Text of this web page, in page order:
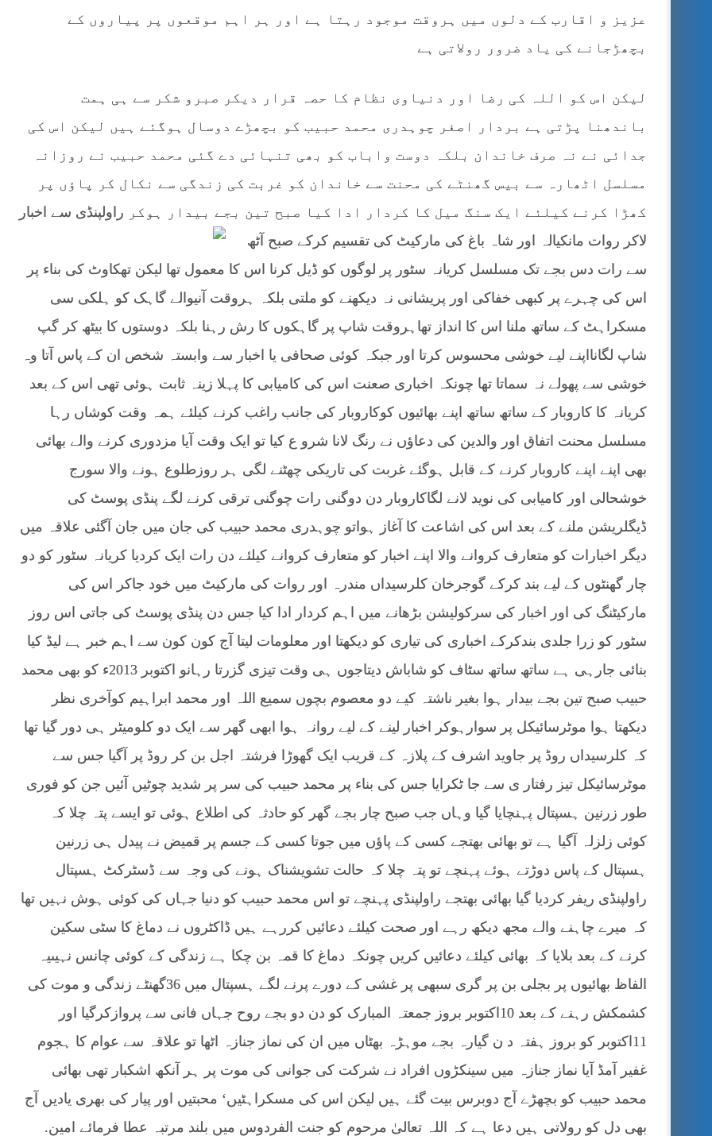
عزیز و اقارب کے دلوں میں ہروقت موجود رہتا ہے اور ہر اہم موقعوں پر پیاروں کے
بچھڑجانے کی یاد ضرور رولاتی ہے
لیکن اس کو اللہ کی رضا اور دنیاوی نظام کا حصہ قرار دیکر صبرو شکر سے ہی ہمت
باندھنا پڑتی ہے بردار اصغر چوہدری محمد حبیب کو بچھڑے دوسال ہوگئے ہیں لیکن اس کی
جدائی نے نہ صرف خاندان بلکہ دوست واباب کو بھی تنہائی دے گئی محمد حبیب نے روزانہ
مسلسل اٹھارہ سے بیس گھنٹے کی محنت سے خاندان کو غربت کی زندگی سے نکال کر پاؤں پر
کھڑا کرنے کیلئے ایک سنگ میل کا کردار ادا کیا صبح تین بجے بیدار ہوکر راولپنڈی سے اخبار
لاکر روات مانکیالہ اور شاہ باغ کی مارکیٹ کی تقسیم کرکے صبح آٹھ
سے رات دس بجے تک مسلسل کریانہ سٹور پر لوگوں کو ڈیل کرنا اس کا معمول تھا لیکن تھکاوٹ کی بناء پر
اس کی چہرے پر کبھی خفاکی اور پریشانی نہ دیکھنے کو ملتی بلکہ ہروقت آنیوالے گاہک کو ہلکی سی
مسکراہٹ کے ساتھ ملنا اس کا انداز تھاہروقت شاپ پر گاہکوں کا رش رہنا بلکہ دوستوں کا بیٹھ کر گپ
شاپ لگانااپنے لیے خوشی محسوس کرتا اور جبکہ کوئی صحافی یا اخبار سے وابستہ شخص ان کے پاس آتا وہ
خوشی سے پھولے نہ سماتا تھا چونکہ اخباری صعنت اس کی کامیابی کا پہلا زینہ ثابت ہوئی تھی اس کے بعد
کریانہ کا کاروبار کے ساتھ ساتھ اپنے بھائیوں کوکاروبار کی جانب راغب کرنے کیلئے ہمہ وقت کوشاں رہا
مسلسل محنت اتفاق اور والدین کی دعاؤں نے رنگ لانا شرو ع کیا تو ایک وقت آیا مزدوری کرنے والے بھائی
بھی اپنے اپنے کاروبار کرنے کے قابل ہوگئے غربت کی تاریکی چھٹنے لگی ہر روزطلوع ہونے والا سورج
خوشحالی اور کامیابی کی نوید لانے لگاکاروبار دن دوگنی رات چوگنی ترقی کرنے لگے پنڈی پوسٹ کی
ڈیگلریشن ملنے کے بعد اس کی اشاعت کا آغاز ہواتو چوہدری محمد حبیب کی جان میں جان آگئی علاقہ میں
دیگر اخبارات کو متعارف کروانے والا اپنے اخبار کو متعارف کروانے کیلئے دن رات ایک کردیا کریانہ سٹور کو دو
چار گھنٹوں کے لیے بند کرکے گوجرخان کلرسیداں مندرہ اور روات کی مارکیٹ میں خود جاکر اس کی
مارکیٹنگ کی اور اخبار کی سرکولیشن بڑھانے میں اہم کردار ادا کیا جس دن پنڈی پوسٹ کی جاتی اس روز
سٹور کو زرا جلدی بندکرکے اخباری کی تیاری کو دیکھتا اور معلومات لیتا آج کون کون سے اہم خبر ہے لیڈ کیا
بنائی جارہی ہے ساتھ ساتھ سٹاف کو شاباش دیتاجوں ہی وقت تیزی گزرتا رہانو اکتوبر 2013ء کو بھی محمد
حبیب صبح تین بجے بیدار ہوا بغیر ناشتہ کیے دو معصوم بچوں سمیع اللہ اور محمد ابراہیم کوآخری نظر
دیکھتا ہوا موٹرسائیکل پر سوارہوکر اخبار لینے کے لیے روانہ ہوا ابھی گھر سے ایک دو کلومیٹر ہی دور گیا تھا
کہ کلرسیداں روڈ پر جاوید اشرف کے پلازہ کے قریب ایک گھوڑا فرشتہ اجل بن کر روڈ پر آگیا جس سے
موٹرسائیکل تیز رفتار ی سے جا ٹکرایا جس کی بناء پر محمد حبیب کی سر پر شدید چوٹیں آئیں جن کو فوری
طور زرنین ہسپتال پہنچایا گیا وہاں جب صبح چار بجے گھر کو حادثہ کی اطلاع ہوئی تو ایسے پتہ چلا کہ
کوئی زلزلہ آگیا ہے تو بھائی بھتجے کسی کے پاؤں میں جوتا کسی کے جسم پر قمیض نے پیدل ہی زرنین
ہسپتال کے پاس دوڑتے ہوئے پہنچے تو پتہ چلا کہ حالت تشویشناک ہونے کی وجہ سے ڈسٹرکٹ ہسپتال
راولپنڈی ریفر کردیا گیا بھائی بھتجے راولپنڈی پہنچے تو اس محمد حبیب کو دنیا جہاں کی کوئی ہوش نہیں تھا
کہ میرے چاہنے والے مجھ دیکھ رہے اور صحت کیلئے دعائیں کررہے ہیں ڈاکٹروں نے دماغ کا سٹی سکین
کرنے کے بعد بلایا کہ بھائی کیلئے دعائیں کریں چونکہ دماغ کا قمہ بن چکا ہے زندگی کے کوئی چانس نہیںیہ
الفاظ بھائیوں پر بجلی بن پر گری سبھی پر غشی کے دورے پرنے لگے ہسپتال میں 36گھنٹے زندگی و موت کی
کشمکش رہنے کے بعد 10اکتوبر بروز جمعتہ المبارک کو دن دو بجے روح جہاں فانی سے پروازکرگیا اور
11اکتوبر کو بروز ہفتہ د ن گیارہ بجے موہڑہ بھٹاں میں ان کی نماز جنازہ اٹھا تو علاقہ سے عوام کا ہجوم
غفیر آمڈ آیا نماز جنازہ میں سینکڑوں افراد نے شرکت کی جوانی کی موت پر ہر آنکھ اشکبار تھی بھائی
محمد حبیب کو بچھڑے آج دوبرس بیت گئے ہیں لیکن اس کی مسکراہٹیں‘ محبتیں اور پیار کی بھری یادیں آج
بھی دل کو رولاتی ہیں دعا ہے کہ اللہ تعالیٰ مرحوم کو جنت الفردوس میں بلند مرتبہ عطا فرمائے امین.